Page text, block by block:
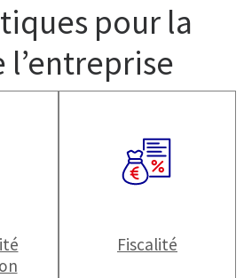
pour la
l’entreprise
Fiscalité